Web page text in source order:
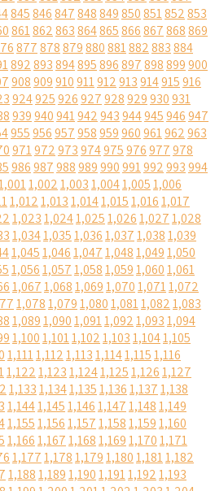
845846847848849850851852853
861862863864865866867868869
877878879880881882883884
892893894895896897898899900
908909910911912913914915916
924925926927928929930931
939940941942943944945946947
955956957958959960961962963
971972973974975976977978
986987988989990991992993994
1,0021,0031,0041,0051,006
1,0121,0131,0141,0151,0161,017
1,0231,0241,0251,0261,0271,028
1,0341,0351,0361,0371,0381,039
1,0451,0461,0471,0481,0491,050
1,0561,0571,0581,0591,0601,061
1,0671,0681,0691,0701,0711,072
1,0781,0791,0801,0811,0821,083
1,0891,0901,0911,0921,0931,094
1,1001,1011,1021,1031,1041,105
1,1111,1121,1131,1141,1151,116
1,1221,1231,1241,1251,1261,127
1,1331,1341,1351,1361,1371,138
1,1441,1451,1461,1471,1481,149
1,1551,1561,1571,1581,1591,160
1,1661,1671,1681,1691,1701,171
1,1771,1781,1791,1801,1811,182
1,1881,1891,1901,1911,1921,193